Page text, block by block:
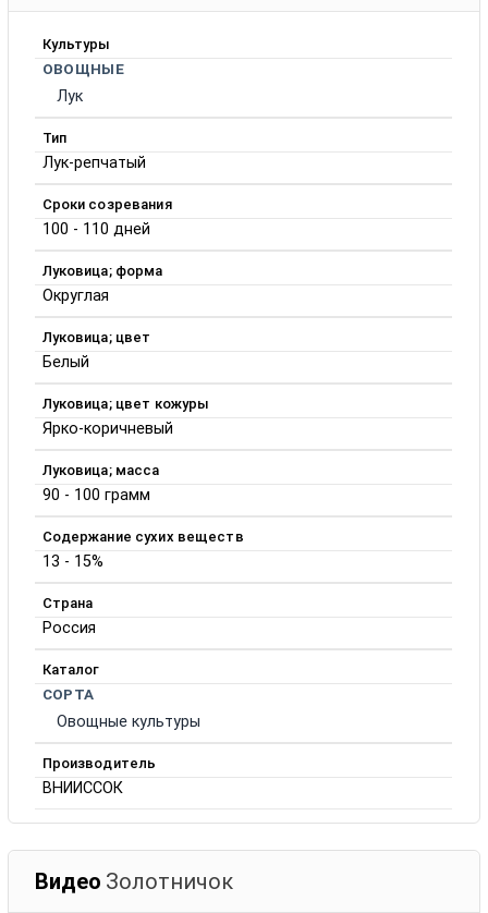
Культуры
ОВОЩНЫЕ
Лук
Тип
Лук-репчатый
Сроки созревания
100 - 110 дней
Луковица; форма
Округлая
Луковица; цвет
Белый
Луковица; цвет кожуры
Ярко-коричневый
Луковица; масса
90 - 100 грамм
Содержание сухих веществ
13 - 15%
Страна
Россия
Каталог
СОРТА
Овощные культуры
Производитель
ВНИИССОК
Видео Золотничок